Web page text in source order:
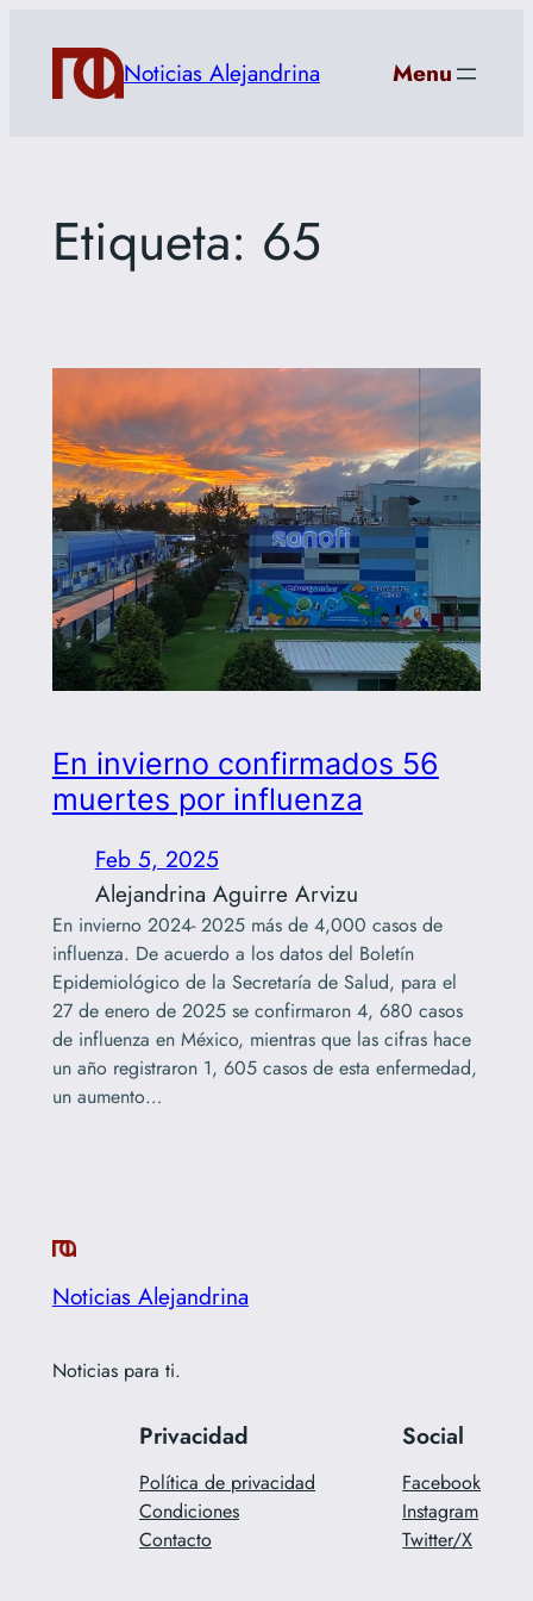
contenido
Noticias Alejandrina Menu
Etiqueta: 65
En invierno confirmados 56
muertes por influenza
Feb 5, 2025
Alejandrina Aguirre Arvizu
En invierno 2024- 2025 más de 4,000 casos de
influenza. De acuerdo a los datos del Boletín
Epidemiológico de la Secretaría de Salud, para el
27 de enero de 2025 se confirmaron 4, 680 casos
de influenza en México, mientras que las cifras hace
un año registraron 1, 605 casos de esta enfermedad,
un aumento…
Noticias Alejandrina
Noticias para ti.
Privacidad
Política de privacidad
Condiciones
Contacto
Social
Facebook
Instagram
Twitter/X